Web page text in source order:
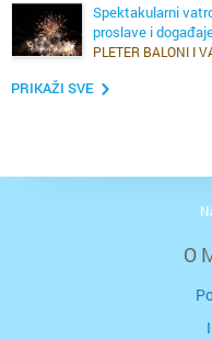
Spektakularni
proslave i
PLETER BALONI I
PRIKAŽI SVE
O